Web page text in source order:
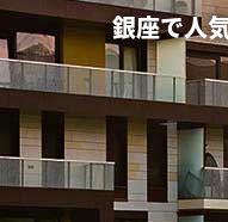
銀座で人